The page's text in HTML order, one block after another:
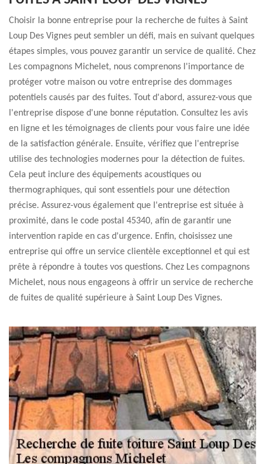
Choisir la bonne entreprise pour la recherche de fuites à Saint
Loup Des Vignes peut sembler un défi, mais en suivant quelques
étapes simples, vous pouvez garantir un service de qualité. Chez
Les compagnons Michelet, nous comprenons l'importance de
protéger votre maison ou votre entreprise des dommages
potentiels causés par des fuites. Tout d'abord, assurez-vous que
l'entreprise dispose d'une bonne réputation. Consultez les avis
en ligne et les témoignages de clients pour vous faire une idée
de la satisfaction générale. Ensuite, vérifiez que l'entreprise
utilise des technologies modernes pour la détection de fuites.
Cela peut inclure des équipements acoustiques ou
thermographiques, qui sont essentiels pour une détection
précise. Assurez-vous également que l'entreprise est située à
proximité, dans le code postal 45340, afin de garantir une
intervention rapide en cas d'urgence. Enfin, choisissez une
entreprise qui offre un service clientèle exceptionnel et qui est
prête à répondre à toutes vos questions. Chez Les compagnons
Michelet, nous nous engageons à offrir un service de recherche
de fuites de qualité supérieure à Saint Loup Des Vignes.